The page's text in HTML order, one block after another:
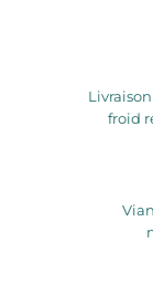
froid